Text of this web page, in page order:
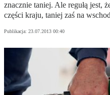
znacznie taniej. Ale regułą jest,
części kraju, taniej zaś na
Publikacja: 23.07.2013 00:40